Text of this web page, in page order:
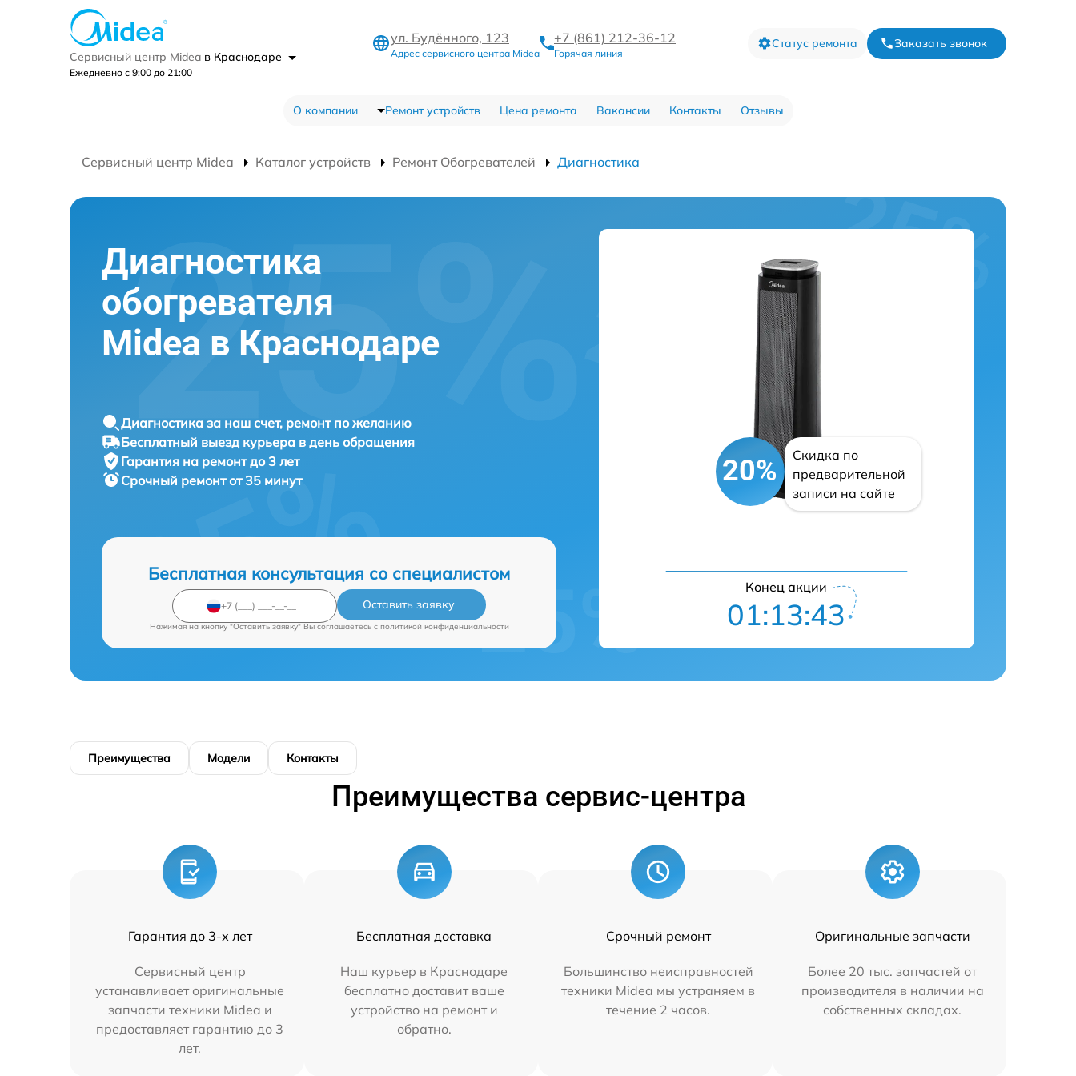
Сервисный центр Midea в Краснодаре
Ежедневно с 9:00 до 21:00
ул. Будённого, 123
Адрес сервисного центра Midea
+7 (861) 212-36-12
Горячая линия
Статус ремонта Заказать звонок
О компании Ремонт устройств Цена ремонта Вакансии Контакты Отзывы
Сервисный центр Midea Каталог устройств Ремонт Обогревателей Диагностика
Диагностика
обогревателя
Midea в Краснодаре
Диагностика за наш счет, ремонт по желанию
Бесплатный выезд курьера в день обращения
Гарантия на ремонт до 3 лет
Срочный ремонт от 35 минут
Бесплатная консультация со специалистом
Оставить заявку
Нажимая на кнопку "Оставить заявку" Вы соглашаетесь c политикой конфиденциальности
20%
Скидка по
предварительной
записи на сайте
Конец акции
01:13:42
Преимущества Модели Контакты
Преимущества сервис-центра
Гарантия до 3-х лет
Сервисный центр
устанавливает оригинальные
запчасти техники Midea и
предоставляет гарантию до 3
лет.
Бесплатная доставка
Наш курьер в Краснодаре
бесплатно доставит ваше
устройство на ремонт и
обратно.
Срочный ремонт
Большинство неисправностей
техники Midea мы устраняем в
течение 2 часов.
Оригинальные запчасти
Более 20 тыс. запчастей от
производителя в наличии на
собственных складах.